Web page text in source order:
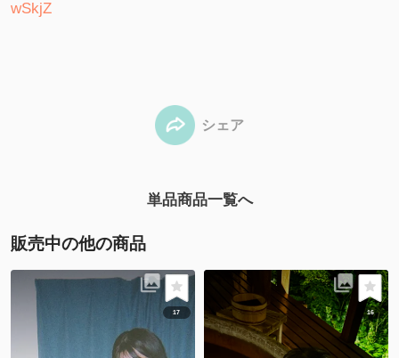
wSkjZ
シェア
単品商品一覧へ
販売中の他の商品
17 16